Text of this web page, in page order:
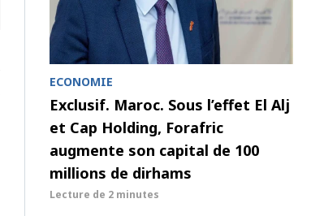
ECONOMIE
Exclusif. Maroc. Sous l’effet El Alj
et Cap Holding, Forafric
augmente son capital de 100
millions de dirhams
Lecture de 2 minutes